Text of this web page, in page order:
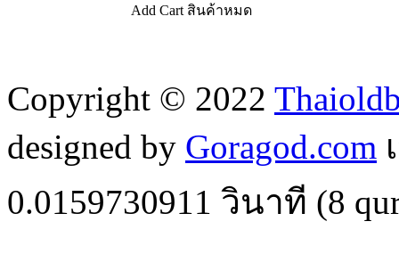
Add Cart สินค้าหมด
Copyright © 2022
designed by Goragod.com
0.0159730911 วินาที (8